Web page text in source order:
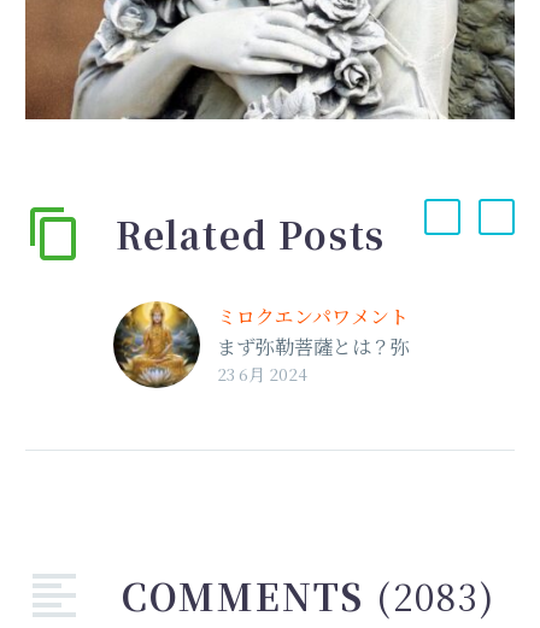
Related Posts
ミロクエンパワメント
⁡まず弥勒菩薩とは？⁡弥
勒菩薩とは未来に…
23 6月 2024
COMMENTS (2083)